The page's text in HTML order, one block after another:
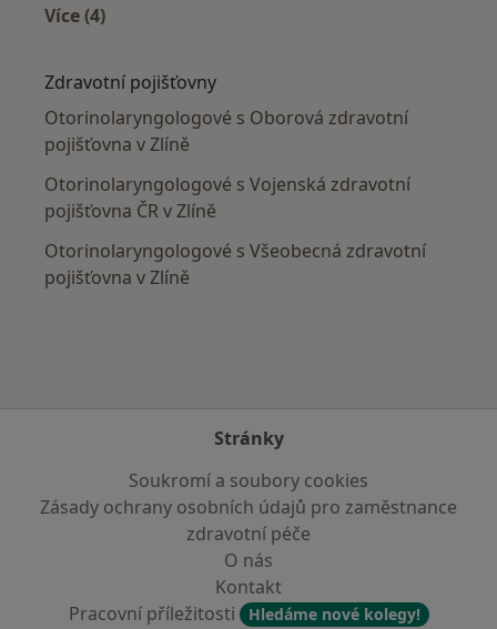
Více (4)
Zdravotní pojišťovny
Otorinolaryngologové s Oborová zdravotní
pojišťovna v Zlíně
Otorinolaryngologové s Vojenská zdravotní
pojišťovna ČR v Zlíně
Otorinolaryngologové s Všeobecná zdravotní
pojišťovna v Zlíně
Stránky
Soukromí a soubory cookies
Zásady ochrany osobních údajů pro zaměstnance
zdravotní péče
O nás
Kontakt
Pracovní příležitosti
Hledáme nové kolegy!